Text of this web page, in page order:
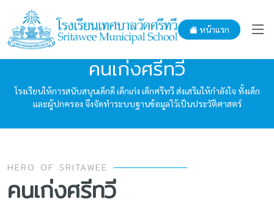
หน้าแรก
คนเก่งศรีทวี
โรงเรียนให้การสนับสนุนเด็กดี เด็กเก่ง เด็กศรีทวี ส่งเสริมให้กำลังใจ ทั้งเด็ก
และผู้ปกครอง จึงจัดทำระบบฐานข้อมูลไว้เป็นประวัติศาสตร์
HERO OF SRITAWEE
คนเก่งศรีทวี